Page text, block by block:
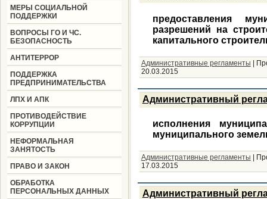
МЕРЫ СОЦИАЛЬНОЙ
ПОДДЕРЖКИ
ВОПРОСЫ ГО И ЧС.
БЕЗОПАСНОСТЬ
АНТИТЕРРОР
ПОДДЕРЖКА
ПРЕДПРИНИМАТЕЛЬСТВА
ЛПХ И АПК
ПРОТИВОДЕЙСТВИЕ
КОРРУПЦИИ
НЕФОРМАЛЬНАЯ
ЗАНЯТОСТЬ
ПРАВО И ЗАКОН
ОБРАБОТКА
ПЕРСОНАЛЬНЫХ ДАННЫХ
предоставления
разрешений на
капитального
Административные регламенты
20.03.2015
Административный
исполнения
муниципального
Административные регламенты
17.03.2015
Административный